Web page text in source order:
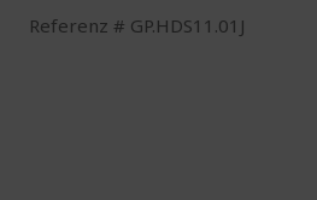
Referenz GP.HDS11.01J